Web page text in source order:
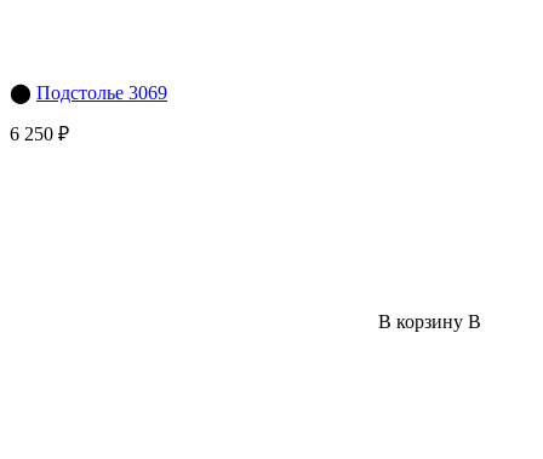
⬤ Подстолье 3069
6 250 ₽
В корзину В